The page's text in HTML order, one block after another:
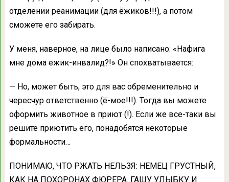
отделении реанимации (для ёжиков!!!), а потом
сможете его забирать.
У меня, наверное, на лице было написано: «Нафига
мне дома ежик-инвалид?!» Он спохватывается:
— Но, может быть, это для вас обременительно и
чересчур ответственно (ё-мое!!!). Тогда вы можете
оформить животное в приют (!). Если же все-таки вы
решите приютить его, понадобятся некоторые
формальности…
ПОНИМАЮ, ЧТО РЖАТЬ НЕЛЬЗЯ: НЕМЕЦ ГРУСТНЫЙ,
КАК НА ПОХОРОНАХ ФЮРЕРА. ГАШУ УЛЫБКУ И